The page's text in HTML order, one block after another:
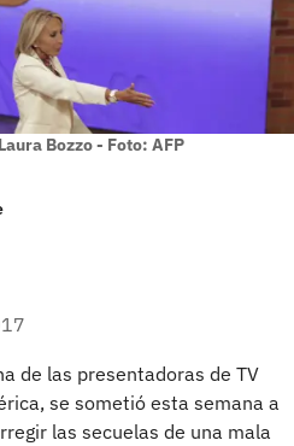
Bozzo - Foto: AFP
de las presentadoras de TV
se sometió esta semana a
las secuelas de una mala